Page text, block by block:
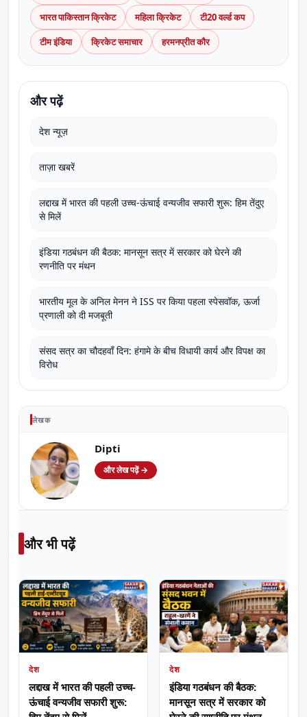
भारत पाकिस्तान क्रिकेट
महिला क्रिकेट
टी20 वर्ल्ड कप
टीम इंडिया
क्रिकेट समाचार हरमनप्रीत कौर
और पढ़ें
देश न्यूज़
ताज़ा खबरें
लद्दाख में भारत की पहली उच्च-ऊंचाई वन्यजीव सफारी शुरू: हिम तेंदुए
से मिलें
इंडिया गठबंधन की बैठक: मानसून सत्र में सरकार को घेरने की
रणनीति पर मंथन
भारतीय मूल के अनिल मेनन ने ISS पर किया पहला स्पेसवॉक, ऊर्जा
प्रणाली को दी मजबूती
संसद सत्र का चौदहवाँ दिन: हंगामे के बीच विधायी कार्य और विपक्ष का
विरोध
लेखक
Dipti
और लेख पढ़ें →
और भी पढ़ें
देश
लद्दाख में भारत की पहली उच्च-
ऊंचाई वन्यजीव सफारी शुरू:
देश
इंडिया गठबंधन की बैठक:
मानसून सत्र में सरकार को